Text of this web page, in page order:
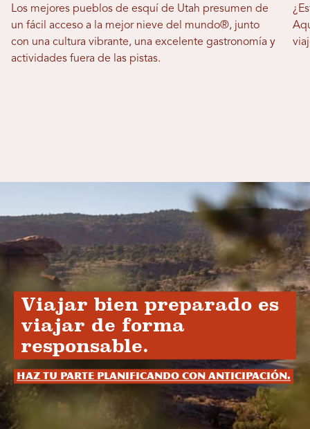
Los mejores pueblos de esquí de Utah presumen de
un fácil acceso a la mejor nieve del mundo®, junto
con una cultura vibrante, una excelente gastronomía y
actividades fuera de las pistas.
Viajar bien preparado es
viajar de forma
responsable.
Haz tu parte planificando con anticipación.